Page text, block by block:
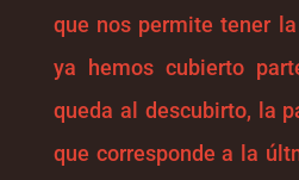
que nos permite tener
ya hemos cubierto
queda al descubirto, la
que corresponde a la